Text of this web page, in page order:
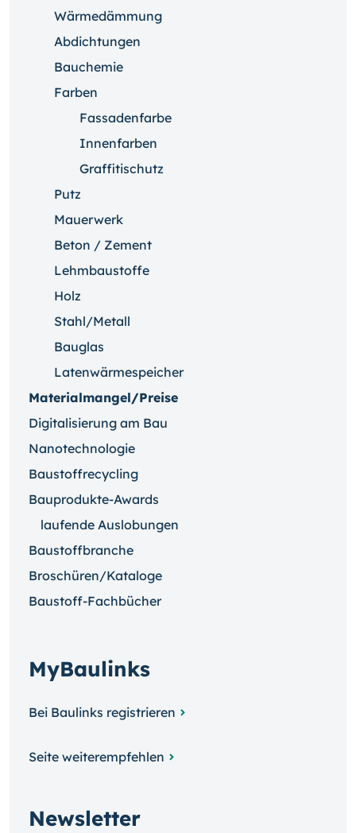
Wärmedämmung
Abdichtungen
Bauchemie
Farben
Fassadenfarbe
Innenfarben
Graffitischutz
Putz
Mauerwerk
Beton / Zement
Lehmbaustoffe
Holz
Stahl/Metall
Bauglas
Latenwärmespeicher
Materialmangel/Preise
Digitalisierung am Bau
Nanotechnologie
Baustoffrecycling
Bauprodukte-Awards
laufende Auslobungen
Baustoffbranche
Broschüren/Kataloge
Baustoff-Fachbücher
MyBaulinks
Bei Baulinks registrieren
Seite weiterempfehlen
Newsletter